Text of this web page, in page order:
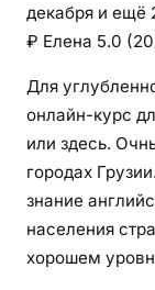
декабря и ещё
₽ Елена 5.0
Для
онлайн-курс
или здесь.
городах
знание
населения
хорошем